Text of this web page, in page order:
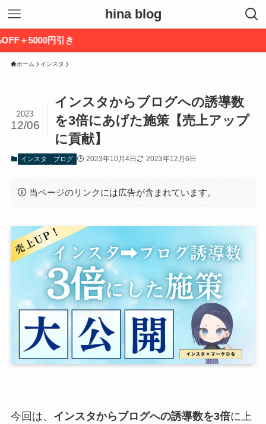
hina blog
ホーム インスタ
インスタからブログへの誘導数
を3倍にあげた施策【売上アップ
に貢献】
2023
12/06
インスタ ブログ 2023年10月4日 2023年12月6日
当ページのリンクには広告が含まれています。
今回は、 インスタからブログへの誘導数を3倍に上